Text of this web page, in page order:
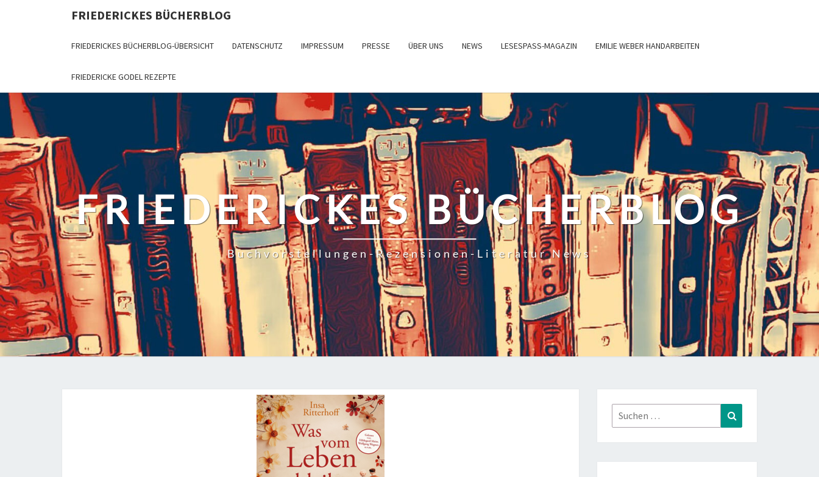
FRIEDERICKES BÜCHERBLOG
FRIEDERICKES BÜCHERBLOG-ÜBERSICHT DATENSCHUTZ IMPRESSUM PRESSE ÜBER UNS NEWS LESESPASS-MAGAZIN EMILIE WEBER HANDARBEITEN
FRIEDERICKE GODEL REZEPTE
FRIEDERICKES BÜCHERBLOG
Buchvorstellungen-Rezensionen-Literatur News
Suchen
nach: